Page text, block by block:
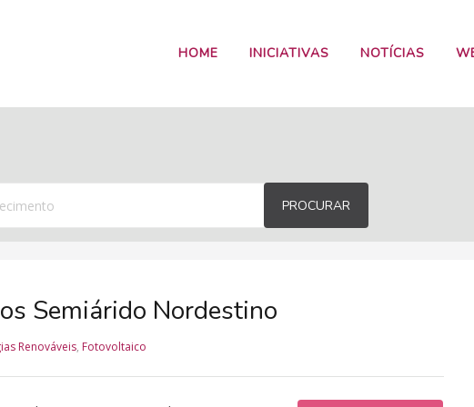
HOME INICIATIVAS NOTÍCIAS
PROCURAR
Semiárido Nordestino
Renováveis, Fotovoltaico